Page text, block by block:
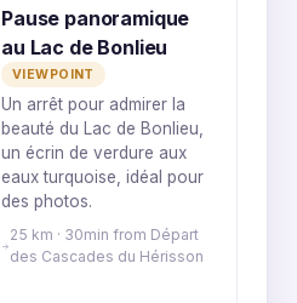
Pause panoramique
au Lac de Bonlieu
VIEWPOINT
Un arrêt pour admirer la
beauté du Lac de Bonlieu,
un écrin de verdure aux
eaux turquoise, idéal pour
des photos.
25 km · 30min from Départ
des Cascades du Hérisson